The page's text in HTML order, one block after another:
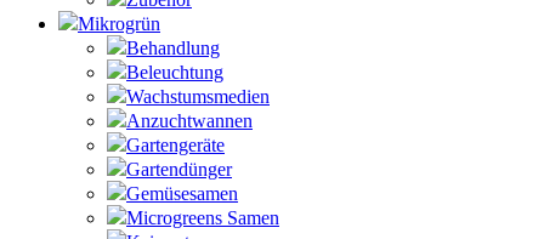
Mikrogrün
Behandlung
Beleuchtung
Wachstumsmedien
Anzuchtwannen
Gartengeräte
Gartendünger
Gemüsesamen
Microgreens Samen